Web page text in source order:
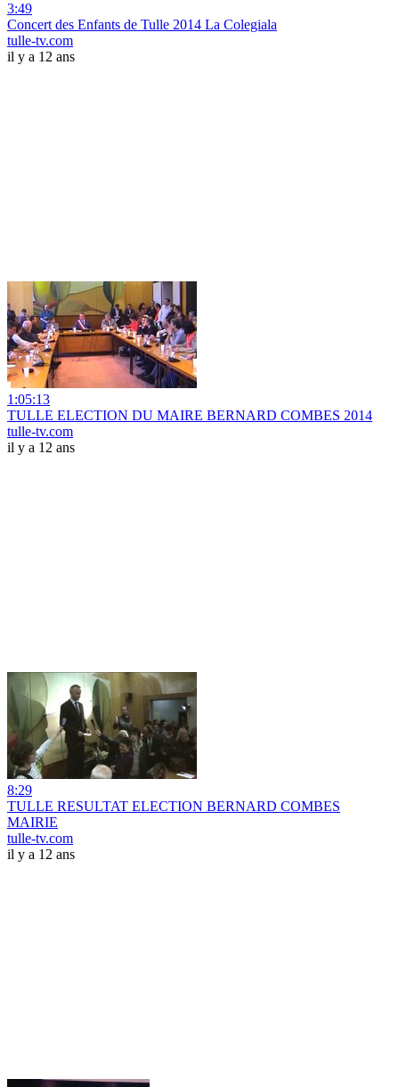
3:49
Concert des Enfants de Tulle 2014 La Colegiala
tulle-tv.com
il y a 12 ans
1:05:13
TULLE ELECTION DU MAIRE BERNARD COMBES 2014
tulle-tv.com
il y a 12 ans
8:29
TULLE RESULTAT ELECTION BERNARD COMBES
MAIRIE
tulle-tv.com
il y a 12 ans